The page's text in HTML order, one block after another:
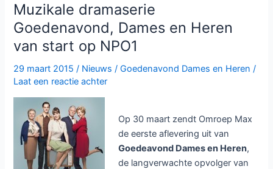
Muzikale dramaserie
Goedenavond, Dames en Heren
van start op NPO1
29 maart 2015/ Nieuws /Goedenavond Dames en Heren /
Laat een reactie achter
Op 30 maart zendt Omroep Max
de eerste aflevering uit van
Goedeavond Dames en Heren,
de langverwachte opvolger van